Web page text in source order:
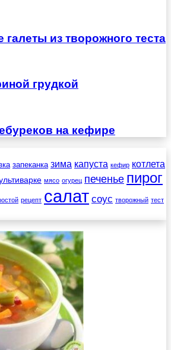
из творожного теста
грудкой
на кефире
запеканка зима капуста кефир котлета
мясо огурец печенье пирог
рецепт салат соус творожный тест